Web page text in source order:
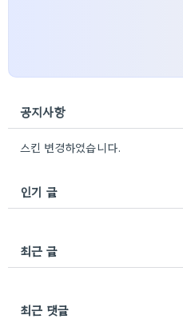
공지사항
스킨 변경하였습니다.
인기 글
최근 글
최근 댓글